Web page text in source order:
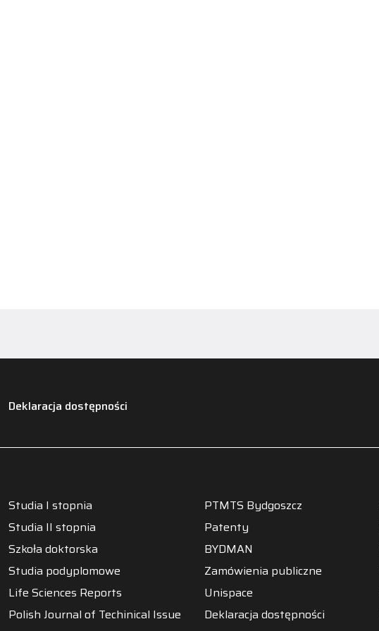
Deklaracja dostępności
Studia I stopnia
Studia II stopnia
Szkoła doktorska
Studia podyplomowe
Life Sciences Reports
Polish Journal of Techinical Issue
PTMTS Bydgoszcz
Patenty
BYDMAN
Zamówienia publiczne
Unispace
Deklaracja dostępności